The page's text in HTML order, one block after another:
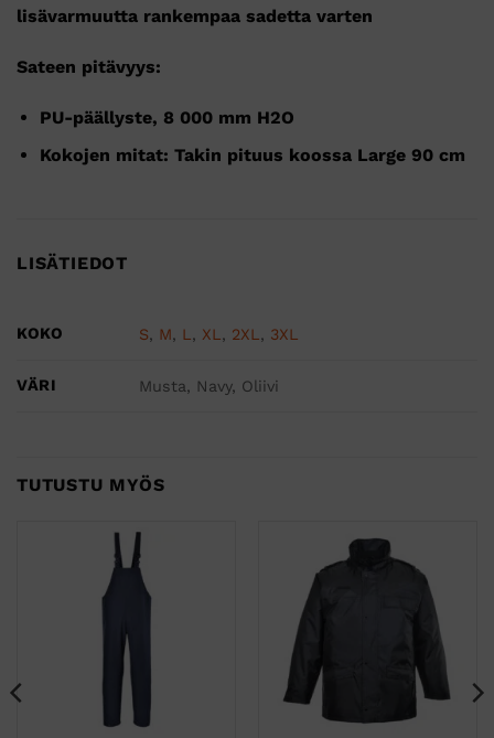
lisävarmuutta rankempaa sadetta varten
Sateen pitävyys:
PU-päällyste, 8 000 mm H2O
Kokojen mitat: Takin pituus koossa Large 90 cm
LISÄTIEDOT
KOKO S, M, L , XL , 2XL , 3XL
VÄRI Musta, Navy, Oliivi
TUTUSTU MYÖS